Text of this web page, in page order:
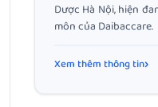
Dược Hà Nội, hiện
môn của Daibaccare.
Xem thêm thông tin